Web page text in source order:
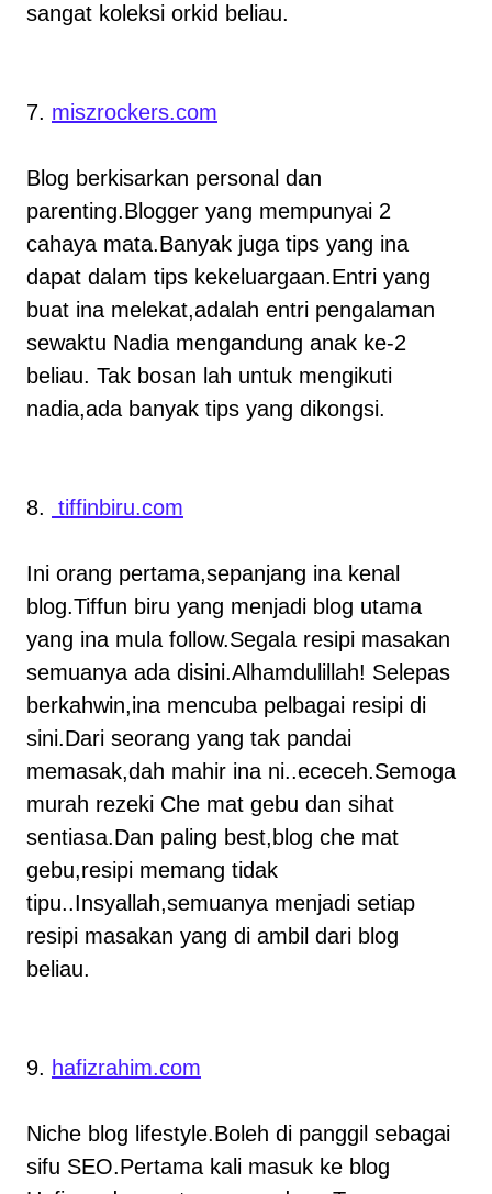
sangat koleksi orkid beliau.
7. miszrockers.com
Blog berkisarkan personal dan
parenting.Blogger yang mempunyai 2
cahaya mata.Banyak juga tips yang ina
dapat dalam tips kekeluargaan.Entri yang
buat ina melekat,adalah entri pengalaman
sewaktu Nadia mengandung anak ke-2
beliau. Tak bosan lah untuk mengikuti
nadia,ada banyak tips yang dikongsi.
8. tiffinbiru.com
Ini orang pertama,sepanjang ina kenal
blog.Tiffun biru yang menjadi blog utama
yang ina mula follow.Segala resipi masakan
semuanya ada disini.Alhamdulillah! Selepas
berkahwin,ina mencuba pelbagai resipi di
sini.Dari seorang yang tak pandai
memasak,dah mahir ina ni..ececeh.Semoga
murah rezeki Che mat gebu dan sihat
sentiasa.Dan paling best,blog che mat
gebu,resipi memang tidak
tipu..Insyallah,semuanya menjadi setiap
resipi masakan yang di ambil dari blog
beliau.
9. hafizrahim.com
Niche blog lifestyle.Boleh di panggil sebagai
sifu SEO.Pertama kali masuk ke blog